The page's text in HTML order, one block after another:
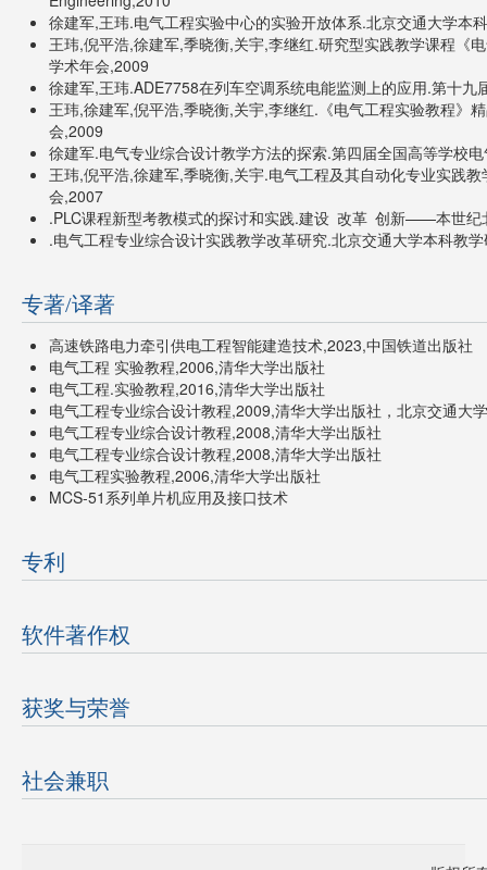
徐建军,王玮.电气工程实验中心的实验开放体系.北京交通大学本
王玮,倪平浩,徐建军,季晓衡,关宇,李继红.研究型实践教学课程《
学术年会,2009
徐建军,王玮.ADE7758在列车空调系统电能监测上的应用.第十
王玮,徐建军,倪平浩,季晓衡,关宇,李继红.《电气工程实验教程》
会,2009
徐建军.电气专业综合设计教学方法的探索.第四届全国高等学校
王玮,倪平浩,徐建军,季晓衡,关宇.电气工程及其自动化专业实践
会,2007
.PLC课程新型考教模式的探讨和实践.建设 改革 创新——本世纪
.电气工程专业综合设计实践教学改革研究.北京交通大学本科教
专著/译著
高速铁路电力牵引供电工程智能建造技术,2023,中国铁道出版社
电气工程 实验教程,2006,清华大学出版社
电气工程.实验教程,2016,清华大学出版社
电气工程专业综合设计教程,2009,清华大学出版社，北京交通大
电气工程专业综合设计教程,2008,清华大学出版社
电气工程专业综合设计教程,2008,清华大学出版社
电气工程实验教程,2006,清华大学出版社
MCS-51系列单片机应用及接口技术
专利
软件著作权
获奖与荣誉
社会兼职